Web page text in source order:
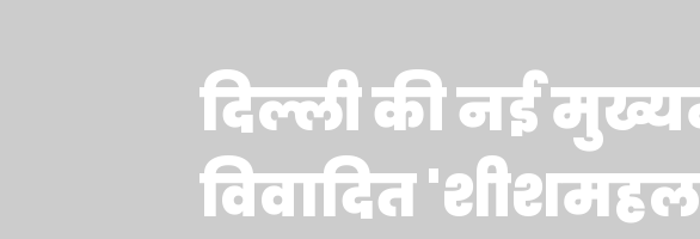
दिल्ली की नई
विवादित